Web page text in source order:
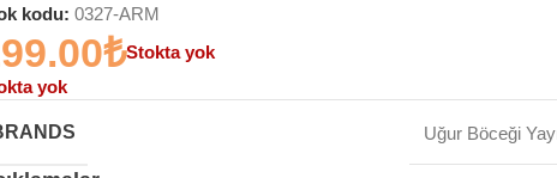
kodu: 0327-ARM
₺Stokta yok
yok
Uğur Böceği